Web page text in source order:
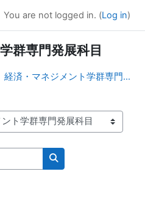
You are not logged in. (Log in)
群専門発展科目
経済・マネジメント学群専門発展科目
Search courses